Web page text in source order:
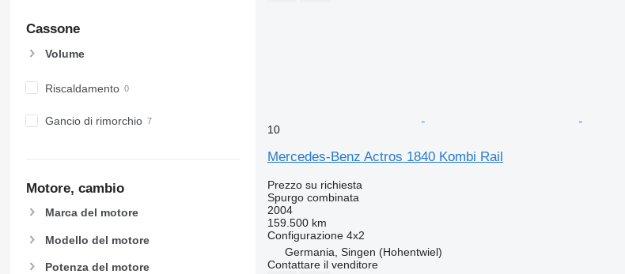
Cassone
Volume
Riscaldamento
Gancio di rimorchio
Motore, cambio
Marca del motore
Modello del motore
Potenza del motore
10
Mercedes-Benz Actros 1840 Kombi Rail
Prezzo su richiesta
Spurgo combinata
2004
159.500 km
Configurazione 4x2
Germania, Singen (Hohentwiel)
Contattare il venditore